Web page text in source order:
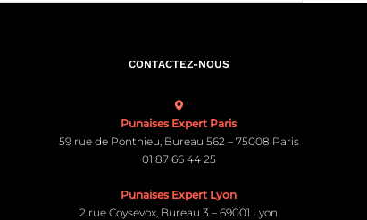
CONTACTEZ-NOUS
Punaises Expert Paris
59 rue de Ponthieu, Bureau 562 – 75008 Paris
01 87 66 44 25
Punaises Expert Lyon
2 rue Coysevox, Bureau 3 – 69001 Lyon